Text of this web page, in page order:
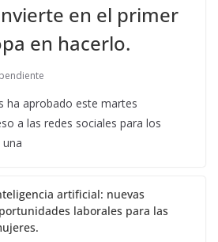
en el primer
en hacerlo.
ha aprobado este martes
a las redes sociales para los
artificial: nuevas
laborales para las